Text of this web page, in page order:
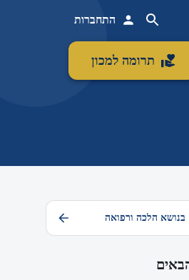
התחברות
תרומה למכון
בנושא הלכה ורפואה